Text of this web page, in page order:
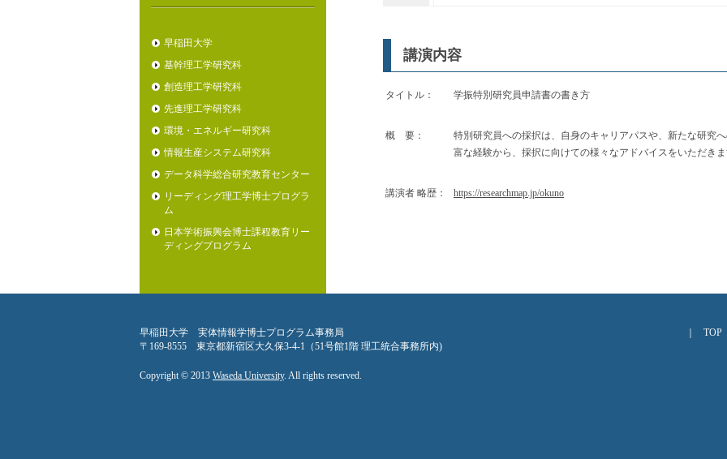
早稲田大学
基幹理工学研究科
創造理工学研究科
先進理工学研究科
環境・エネルギー研究科
情報生産システム研究科
データ科学総合研究教育センター
リーディング理工学博士プログラ
ム
日本学術振興会博士課程教育リー
ディングプログラム
講演内容
タイトル： 学振特別研究員申請書の書き方
概 要：
特別研究員への採択は、自身のキャリアパスや、新たな研究
富な経験から、採択に向けての様々なアドバイスをいただきま
講演者 略歴： https://researchmap.jp/okuno
TOP
早稲田大学 実体情報学博士プログラム事務局
〒169-8555 東京都新宿区大久保3-4-1（51号館1階 理工統合事務所内)
Copyright © 2013 Waseda University. All rights reserved.